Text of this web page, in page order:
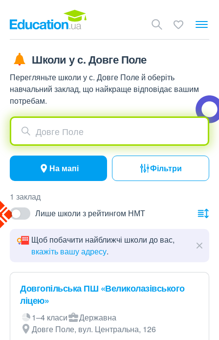
Школи у с. Довге Поле
Перегляньте школи у с. Довге Поле й оберіть
навчальний заклад, що найкраще відповідає вашим
потребам.
Довге Поле
На мапі Фільтри
1 заклад
Лише школи з рейтингом НМТ
Щоб побачити найближчі школи до вас,
вкажіть вашу адресу.
Довгопільська ПШ «Великолазівського
ліцею»
1–4 класи
Державна
Довге Поле, вул. Центральна, 126